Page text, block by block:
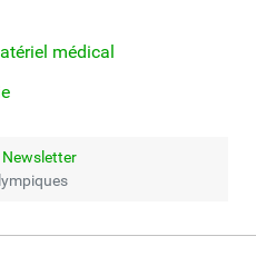
médical
Newsletter